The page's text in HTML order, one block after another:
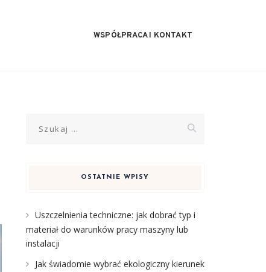
WSPÓŁPRACA I KONTAKT
OSTATNIE WPISY
Uszczelnienia techniczne: jak dobrać typ i
materiał do warunków pracy maszyny lub
instalacji
Jak świadomie wybrać ekologiczny kierunek